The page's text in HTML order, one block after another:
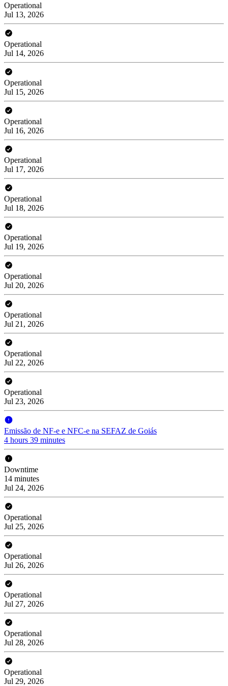
Operational
Jul 13, 2026
Operational
Jul 14, 2026
Operational
Jul 15, 2026
Operational
Jul 16, 2026
Operational
Jul 17, 2026
Operational
Jul 18, 2026
Operational
Jul 19, 2026
Operational
Jul 20, 2026
Operational
Jul 21, 2026
Operational
Jul 22, 2026
Operational
Jul 23, 2026
Emissão de NF-e e NFC-e na SEFAZ de Goiás
4 hours 39 minutes
Downtime
14 minutes
Jul 24, 2026
Operational
Jul 25, 2026
Operational
Jul 26, 2026
Operational
Jul 27, 2026
Operational
Jul 28, 2026
Operational
Jul 29, 2026